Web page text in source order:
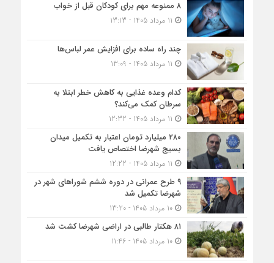
۸ ممنوعه مهم برای کودکان قبل از خواب
چند راه ساده برای افزایش عمر لباس‌ها
کدام وعده غذایی به کاهش خطر ابتلا به
سرطان کمک می‌کند؟
۲۸۰ میلیارد تومان اعتبار به تکمیل میدان
بسیج شهرضا اختصاص یافت
۹ طرح عمرانی در دوره ششم شوراهای شهر در
شهرضا تکمیل شد
10 مرداد 1405 - 13:20
۸۱ هکتار طالبی در اراضی شهرضا کشت شد
10 مرداد 1405 - 11:46